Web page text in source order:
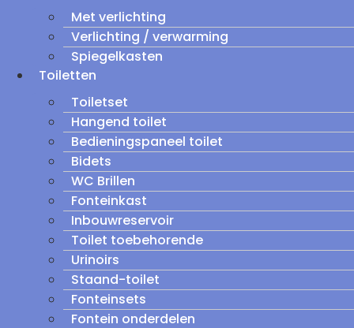
Met verlichting
Verlichting / verwarming
Spiegelkasten
Toiletten
Toiletset
Hangend toilet
Bedieningspaneel toilet
Bidets
WC Brillen
Fonteinkast
Inbouwreservoir
Toilet toebehorende
Urinoirs
Staand-toilet
Fonteinsets
Fontein onderdelen